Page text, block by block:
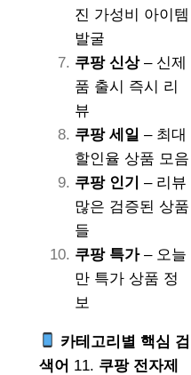
진 가성비 아이템
발굴
쿠팡 신상– 신제
품 출시 즉시 리
뷰
쿠팡 세일 – 최대
할인율 상품 모음
쿠팡 인기
– 리뷰
많은 검증된 상품
들
쿠팡 특가– 오늘
만 특가 상품 정
보
카테고리별 핵심 검
색어 11. 쿠팡 전자제